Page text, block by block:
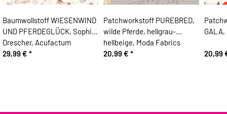
Baumwollstoff WIESENWIND
UND PFERDEGLÜCK, Sophia
Drescher, Acufactum
29,99 € *
Patchworkstoff PUREBRED,
wilde Pferde, hellgrau-
hellbeige, Moda Fabrics
20,99 € * 20,99